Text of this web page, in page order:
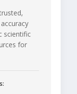
scientific
for